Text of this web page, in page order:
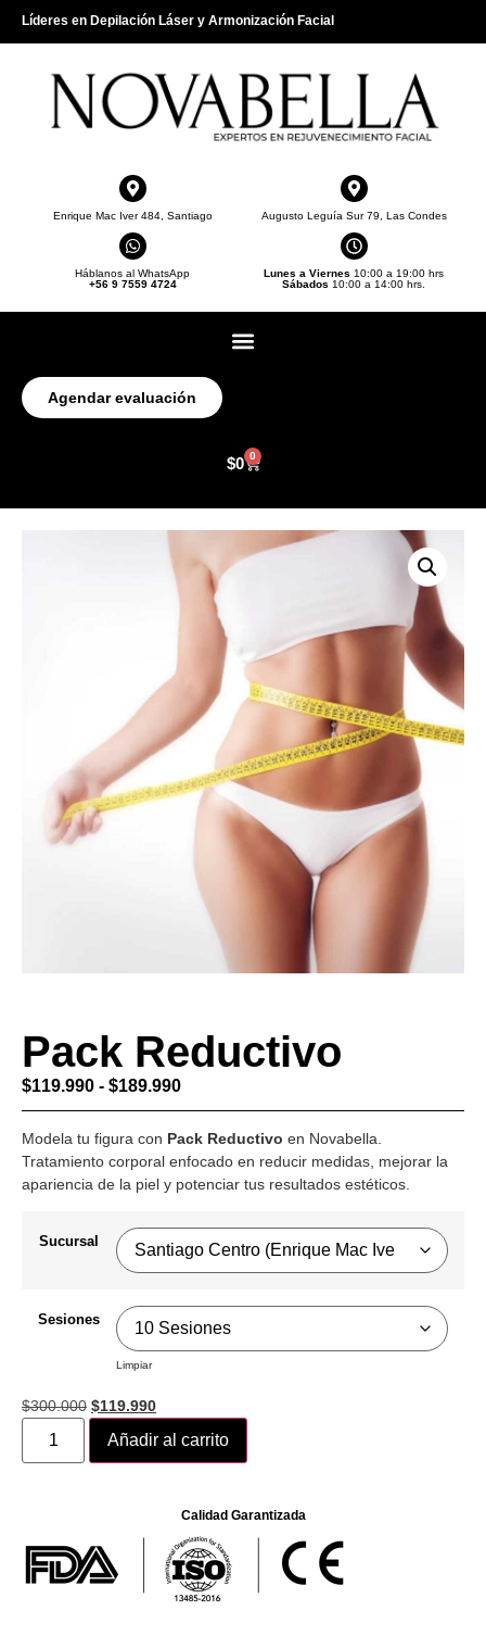
Líderes en Depilación Láser y Armonización Facial
Enrique Mac Iver 484, Santiago Augusto Leguía Sur 79, Las Condes
Háblanos al WhatsApp
+56 9 7559 4724
Lunes a Viernes 10:00 a 19:00 hrs
Sábados 10:00 a 14:00 hrs.
Agendar evaluación
$0 0
Pack Reductivo
$119.990 - $189.990
Modela tu figura con Pack Reductivo en Novabella.
Tratamiento corporal enfocado en reducir medidas, mejorar la
apariencia de la piel y potenciar tus resultados estéticos.
Sucursal
Sesiones
Limpiar
$300.000 $119.990
Añadir al carrito
Calidad Garantizada